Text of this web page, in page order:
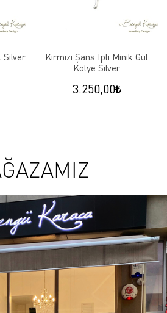
Silver
Kırmızı Şans İpli Minik Gül
Kolye Silver
3.250,00